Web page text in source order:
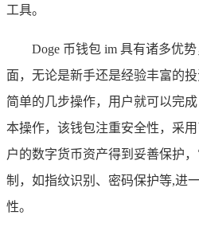
工具。
Doge 币钱包 im 具有诸多优
面，无论是新手还是经验丰富的
简单的几步操作，用户就可以完成
本操作，该钱包注重安全性，采
户的数字货币资产得到妥善保护
制，如指纹识别、密码保护等,进
性。